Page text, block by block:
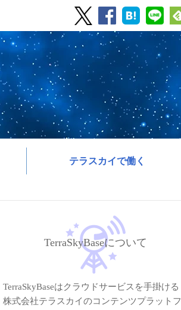
テラスカイで働く
TerraSkyBaseについて
TerraSkyBaseはクラウドサービスを手掛ける
株式会社テラスカイのコンテンツプラットフ